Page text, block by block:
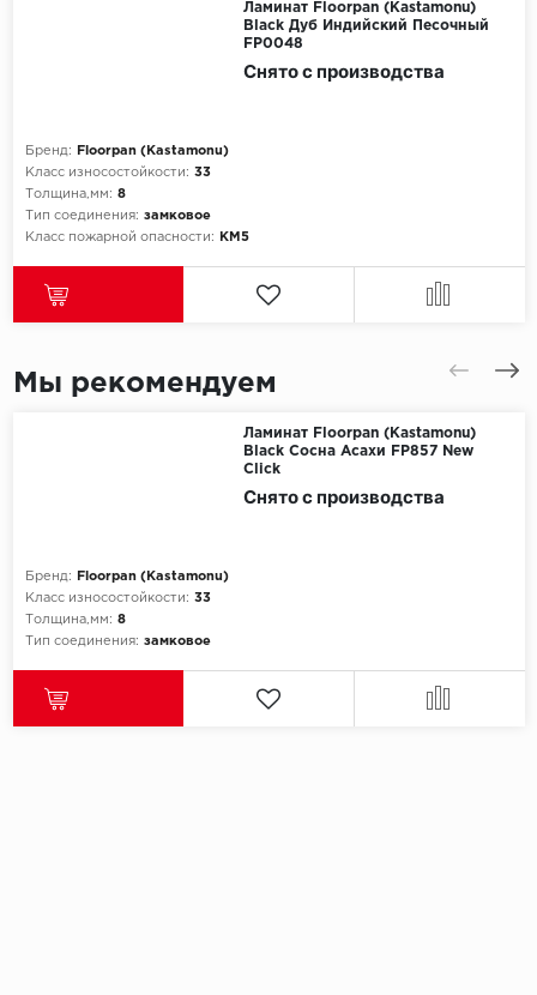
Ламинат Floorpan (Kastamonu)
Black Дуб Индийский Песочный
FP0048
Бренд:
Floorpan (Kastamonu)
Класс износостойкости: 33
Толщина,мм: 8
Тип соединения: замковое
Класс пожарной опасности:
КМ5
Снято с производства
Мы рекомендуем
Ламинат Floorpan (Kastamonu)
Black Сосна Асахи FP857 New
Click
Бренд:
Floorpan (Kastamonu)
Класс износостойкости: 33
Толщина,мм: 8
Тип соединения: замковое
Снято с производства